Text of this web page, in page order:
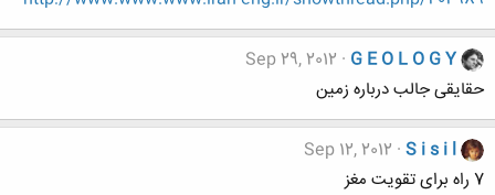
G E O L O G Y
Sep 29, 2012
حقایقی جالب درباره زمین
S i s i l
Sep 12, 2012
7 راه برای تقویت مغز